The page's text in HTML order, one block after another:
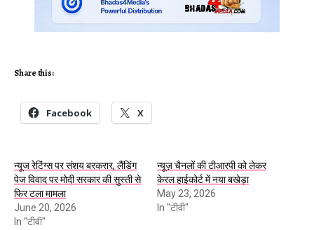
Share this:
Facebook X
न्यूज रेटिंग्स पर संशय बरकरार, लैंडिंग
पेज विवाद पर मोदी सरकार की सुस्ती से
फिर टला मामला
June 20, 2026
In "टीवी"
न्यूज़ चैनलों की टीआरपी को लेकर
केरल हाईकोर्ट में नया बखेड़ा
May 23, 2026
In "टीवी"